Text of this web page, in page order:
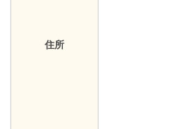
住所